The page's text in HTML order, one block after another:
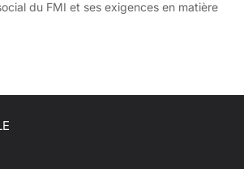
du FMI et ses exigences en matière